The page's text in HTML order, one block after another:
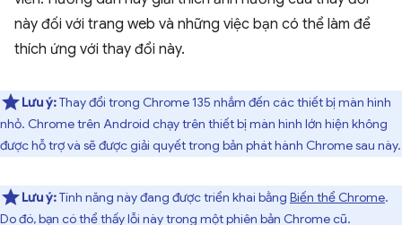
này đối với trang web và những việc bạn có thể làm để
thích ứng với thay đổi này.
Lưu ý:Thay đổi trong Chrome 135 nhắm đến các thiết bị màn hình
nhỏ. Chrome trên Android chạy trên thiết bị màn hình lớn hiện không
được hỗ trợ và sẽ được giải quyết trong bản phát hành Chrome sau này.
Lưu ý:Tính năng này đang được triển khai bằng Biến thể Chrome.
Do đó, bạn có thể thấy lỗi này trong một phiên bản Chrome cũ.